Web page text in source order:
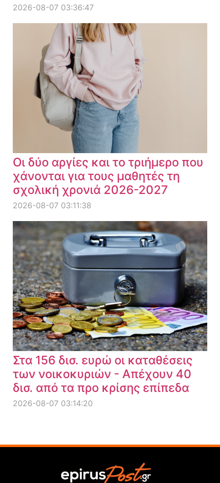
2026-08-07 03:36:47
Οι δύο αργίες και το τριήμερο που
χάνονται για τους μαθητές τη
σχολική χρονιά 2026-2027
2026-08-07 03:11:38
Στα 156 δισ. ευρώ οι καταθέσεις
των νοικοκυριών - Απέχουν 40
δισ. από τα προ κρίσης επίπεδα
2026-08-07 03:14:20